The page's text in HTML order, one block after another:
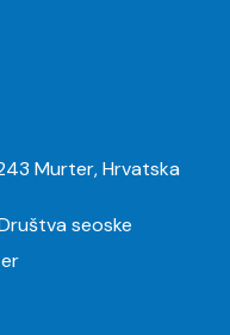
Murter, Hrvatska
seoske